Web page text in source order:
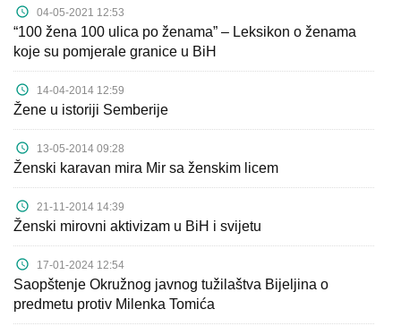
04-05-2021 12:53
“100 žena 100 ulica po ženama” – Leksikon o ženama
koje su pomjerale granice u BiH
14-04-2014 12:59
Žene u istoriji Semberije
13-05-2014 09:28
Ženski karavan mira Mir sa ženskim licem
21-11-2014 14:39
Ženski mirovni aktivizam u BiH i svijetu
17-01-2024 12:54
Saopštenje Okružnog javnog tužilaštva Bijeljina o
predmetu protiv Milenka Tomića